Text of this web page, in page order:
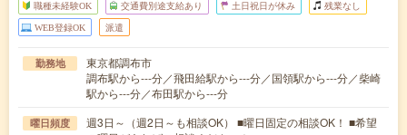
職種未経験OK 交通費別途支給あり 土日祝日が休み 残業なし
WEB登録OK 派遣
勤務地
東京都調布市
調布駅から---分／飛田給駅から---分／国領駅から---分／柴崎
駅から---分／布田駅から---分
曜日頻度
週3日～（週2日～も相談OK） ■曜日固定の相談OK！ ■希望